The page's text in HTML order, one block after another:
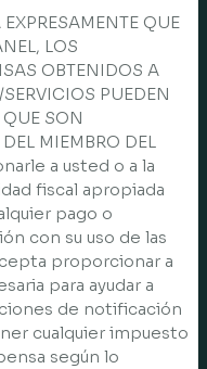
QUE
LOS
OBTENIDOS A
PUEDEN
QUE SON
MIEMBRO DEL
a usted o a la
fiscal apropiada
pago o
con su uso de las
proporcionar a
para ayudar a
de notificación
cualquier impuesto
según lo